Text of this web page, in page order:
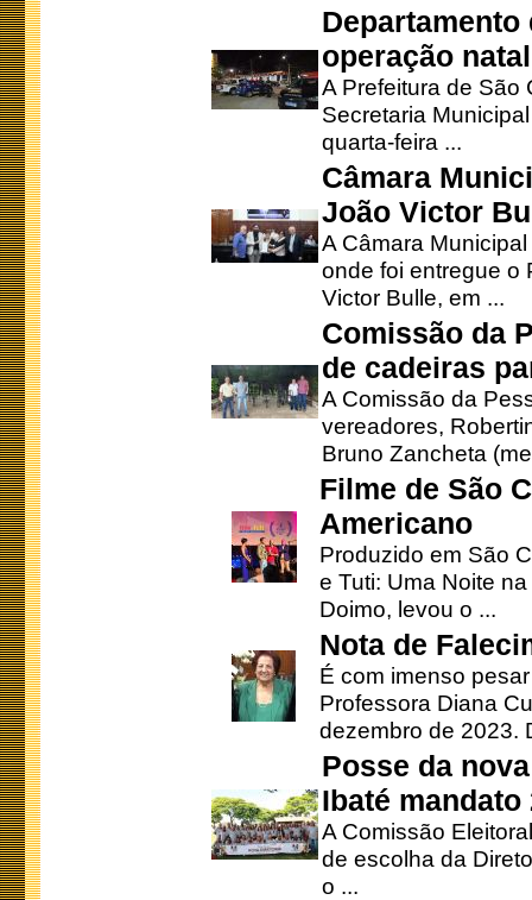
operação
A Prefeitura de São
Secretaria
quarta-feira ...
Câmara
João Victor
A Câmara
onde foi entregue o
Victor Bulle, em ...
Comissão da
de cadeiras
A Comissão da
vereadores,
Bruno Zancheta
Filme de São
Americano
Produzido em São
e Tuti: Uma Noite
Doimo, levou o ...
Nota de
É com imenso
Professora Diana
dezembro de 2023.
Posse da
Ibaté mandato
A Comissão
de escolha da
o ...